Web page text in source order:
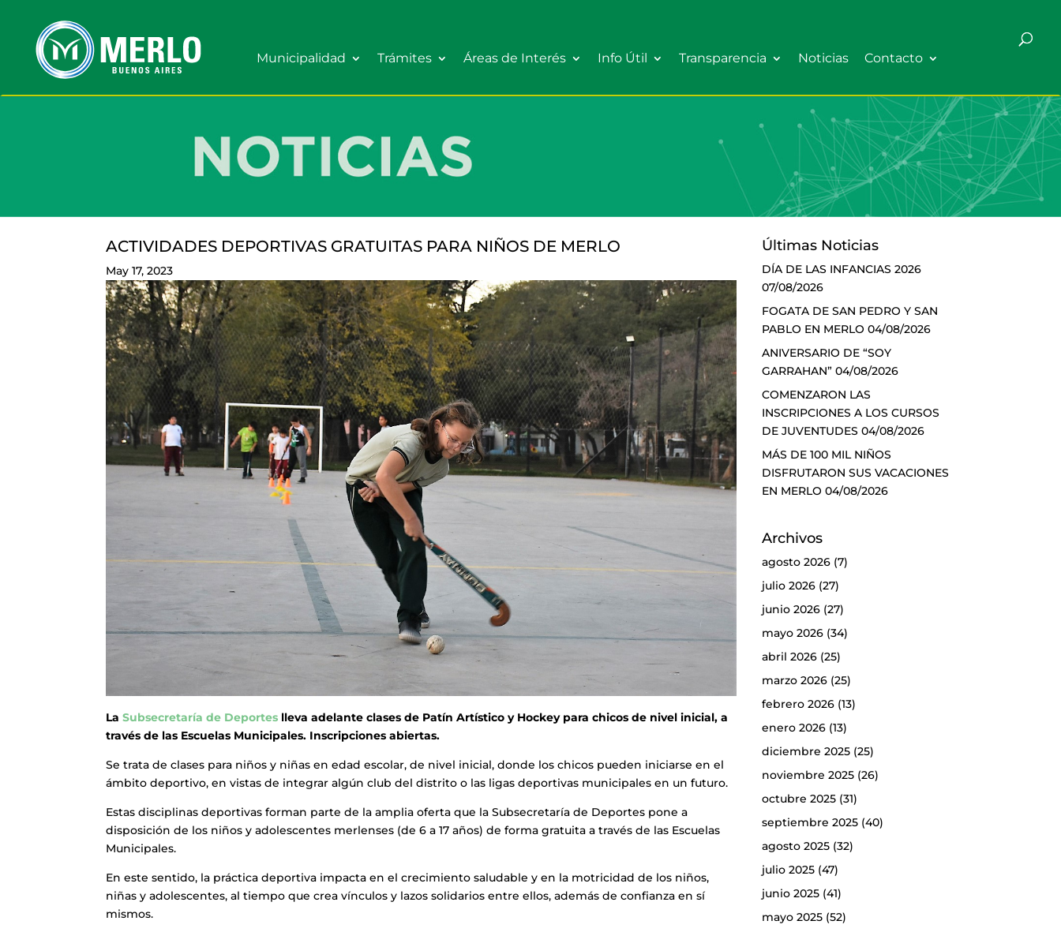
Municipalidad Trámites Áreas de Interés Info Útil Transparencia Noticias Contacto
ACTIVIDADES DEPORTIVAS GRATUITAS PARA NIÑOS DE MERLO
May 17, 2023
LaSubsecretaría de Deportes lleva adelante clases de Patín Artístico y Hockey para chicos de nivel inicial, a
través de las Escuelas Municipales. Inscripciones abiertas.
Se trata de clases para niños y niñas en edad escolar, de nivel inicial, donde los chicos pueden iniciarse en el
ámbito deportivo, en vistas de integrar algún club del distrito o las ligas deportivas municipales en un futuro.
Estas disciplinas deportivas forman parte de la amplia oferta que la Subsecretaría de Deportes pone a
disposición de los niños y adolescentes merlenses (de 6 a 17 años) de forma gratuita a través de las Escuelas
Municipales.
En este sentido, la práctica deportiva impacta en el crecimiento saludable y en la motricidad de los niños,
niñas y adolescentes, al tiempo que crea vínculos y lazos solidarios entre ellos, además de confianza en sí
mismos.
Últimas Noticias
DÍA DE LAS INFANCIAS 2026
07/08/2026
FOGATA DE SAN PEDRO Y SAN
PABLO EN MERLO 04/08/2026
ANIVERSARIO DE “SOY
GARRAHAN” 04/08/2026
COMENZARON LAS
INSCRIPCIONES A LOS CURSOS
DE JUVENTUDES 04/08/2026
MÁS DE 100 MIL NIÑOS
DISFRUTARON SUS VACACIONES
EN MERLO 04/08/2026
Archivos
agosto 2026(7)
julio 2026(27)
junio 2026(27)
mayo 2026(34)
abril 2026(25)
marzo 2026(25)
febrero 2026(13)
enero 2026(13)
diciembre 2025(25)
noviembre 2025(26)
octubre 2025(31)
septiembre 2025(40)
agosto 2025(32)
julio 2025(47)
junio 2025(41)
mayo 2025(52)